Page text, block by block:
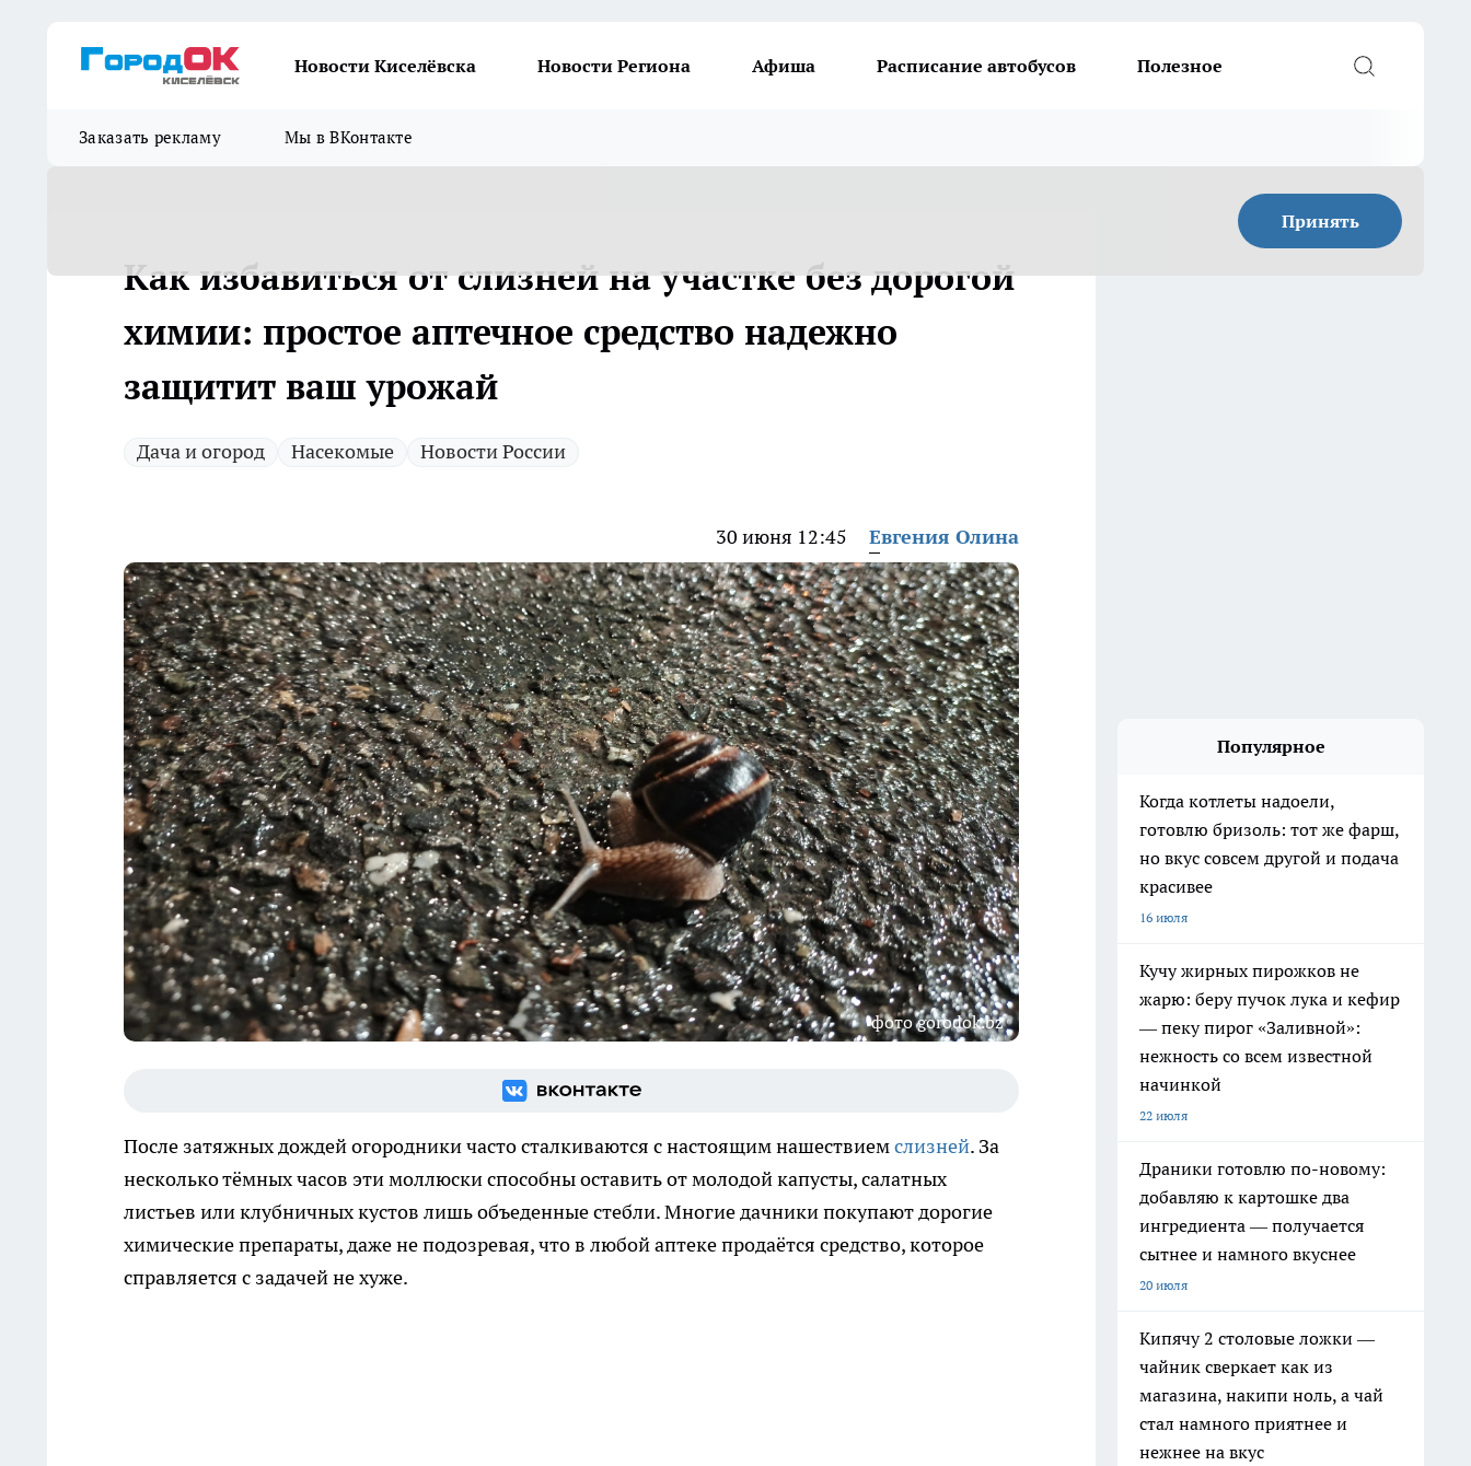
Новости Киселёвска Новости Региона Афиша Расписание автобусов Полезное
Заказать рекламу Мы в ВКонтакте
Принять
Как избавиться от слизней на участке без дорогой
химии: простое аптечное средство надежно
защитит ваш урожай
Дача и огород Насекомые Новости России
30 июня 12:45 Евгения Олина
фото gorodok.bz
После затяжных дождей огородники часто сталкиваются с настоящим нашествиемслизней. За
несколько тёмных часов эти моллюски способны оставить от молодой капусты, салатных
листьев или клубничных кустов лишь объеденные стебли. Многие дачники покупают дорогие
химические препараты, даже не подозревая, что в любой аптеке продаётся средство, которое
справляется с задачей не хуже.
Популярное
Когда котлеты надоели,
готовлю бризоль: тот же фарш,
но вкус совсем другой и подача
красивее
16 июля
Кучу жирных пирожков не
жарю: беру пучок лука и кефир
— пеку пирог «Заливной»:
нежность со всем известной
начинкой
22 июля
Драники готовлю по-новому:
добавляю к картошке два
ингредиента — получается
сытнее и намного вкуснее
20 июля
Кипячу 2 столовые ложки —
чайник сверкает как из
магазина, накипи ноль, а чай
стал намного приятнее и
нежнее на вкус